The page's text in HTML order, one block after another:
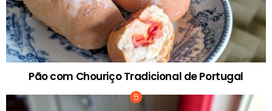
Pão com Chouriço Tradicional de Portugal